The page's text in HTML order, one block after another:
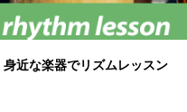
身近な楽器でリズムレッスン